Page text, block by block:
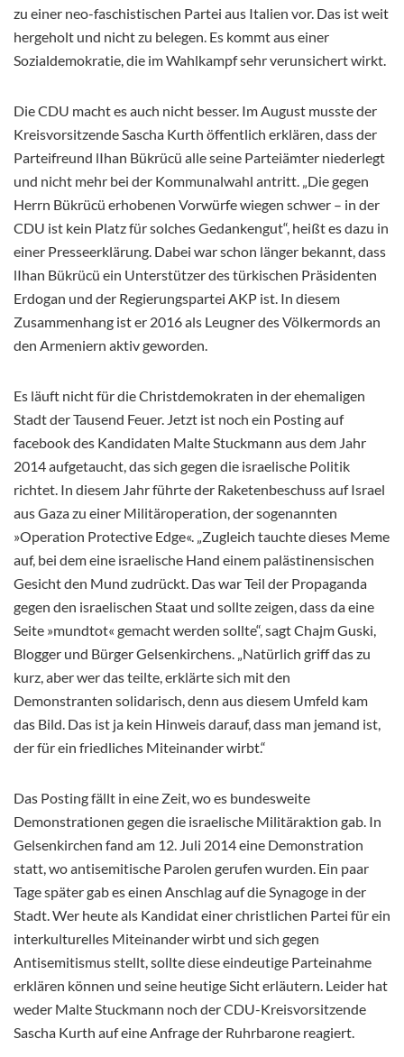
zu einer neo-faschistischen Partei aus Italien vor. Das ist weit
hergeholt und nicht zu belegen. Es kommt aus einer
Sozialdemokratie, die im Wahlkampf sehr verunsichert wirkt.
Die CDU macht es auch nicht besser. Im August musste der
Kreisvorsitzende Sascha Kurth öffentlich erklären, dass der
Parteifreund lIhan Bükrücü alle seine Parteiämter niederlegt
und nicht mehr bei der Kommunalwahl antritt. „Die gegen
Herrn Bükrücü erhobenen Vorwürfe wiegen schwer – in der
CDU ist kein Platz für solches Gedankengut“, heißt es dazu in
einer Presseerklärung. Dabei war schon länger bekannt, dass
lIhan Bükrücü ein Unterstützer des türkischen Präsidenten
Erdogan und der Regierungspartei AKP ist. In diesem
Zusammenhang ist er 2016 als Leugner des Völkermords an
den Armeniern aktiv geworden.
Es läuft nicht für die Christdemokraten in der ehemaligen
Stadt der Tausend Feuer. Jetzt ist noch ein Posting auf
facebook des Kandidaten Malte Stuckmann aus dem Jahr
2014 aufgetaucht, das sich gegen die israelische Politik
richtet. In diesem Jahr führte der Raketenbeschuss auf Israel
aus Gaza zu einer Militäroperation, der sogenannten
»Operation Protective Edge«. „Zugleich tauchte dieses Meme
auf, bei dem eine israelische Hand einem palästinensischen
Gesicht den Mund zudrückt. Das war Teil der Propaganda
gegen den israelischen Staat und sollte zeigen, dass da eine
Seite »mundtot« gemacht werden sollte“, sagt Chajm Guski,
Blogger und Bürger Gelsenkirchens. „Natürlich griff das zu
kurz, aber wer das teilte, erklärte sich mit den
Demonstranten solidarisch, denn aus diesem Umfeld kam
das Bild. Das ist ja kein Hinweis darauf, dass man jemand ist,
der für ein friedliches Miteinander wirbt.“
Das Posting fällt in eine Zeit, wo es bundesweite
Demonstrationen gegen die israelische Militäraktion gab. In
Gelsenkirchen fand am 12. Juli 2014 eine Demonstration
statt, wo antisemitische Parolen gerufen wurden. Ein paar
Tage später gab es einen Anschlag auf die Synagoge in der
Stadt. Wer heute als Kandidat einer christlichen Partei für ein
interkulturelles Miteinander wirbt und sich gegen
Antisemitismus stellt, sollte diese eindeutige Parteinahme
erklären können und seine heutige Sicht erläutern. Leider hat
weder Malte Stuckmann noch der CDU-Kreisvorsitzende
Sascha Kurth auf eine Anfrage der Ruhrbarone reagiert.